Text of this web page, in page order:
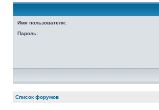
Имя пользователя:
Пароль:
Список форумов